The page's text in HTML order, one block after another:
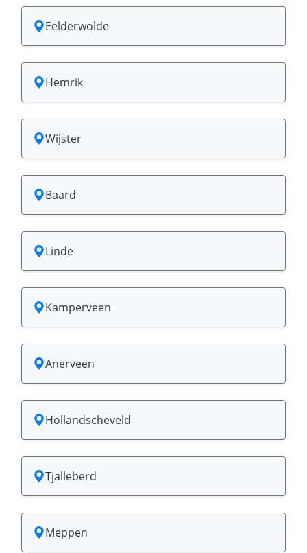
Eelderwolde
Hemrik
Wijster
Baard
Linde
Kamperveen
Anerveen
Hollandscheveld
Tjalleberd
Meppen